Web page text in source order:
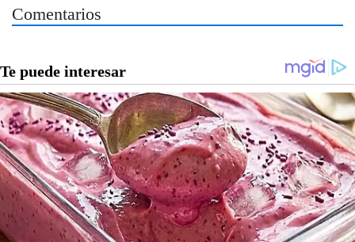
Comentarios